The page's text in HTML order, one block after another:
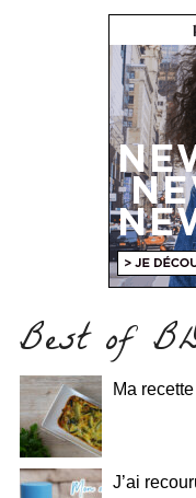
Best of
Ma
J’ai